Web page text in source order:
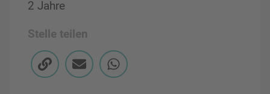
2 Jahre
Stelle teilen